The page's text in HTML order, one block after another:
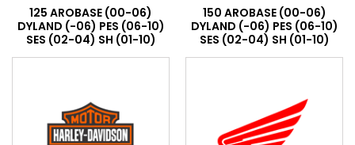
125 AROBASE (00-06)
DYLAND (-06) PES (06-10)
SES (02-04) SH (01-10)
150 AROBASE (00-06)
DYLAND (-06) PES (06-10)
SES (02-04) SH (01-10)